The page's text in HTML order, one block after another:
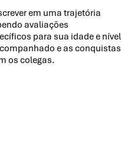
em uma trajetória
avaliações
para sua idade e nível
e as conquistas
os colegas.